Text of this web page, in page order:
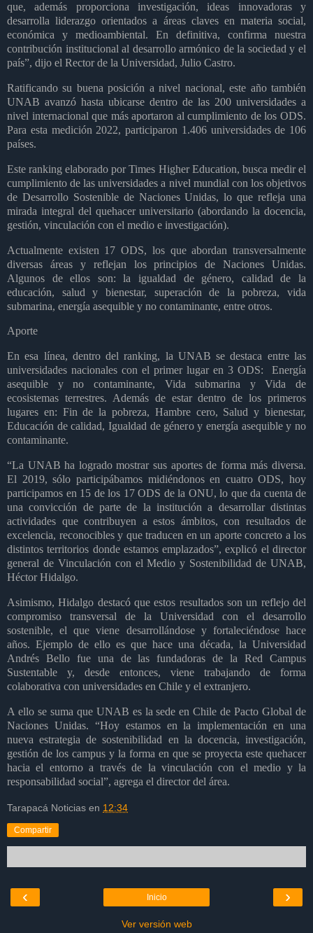
que, además proporciona investigación, ideas innovadoras y
desarrolla liderazgo orientados a áreas claves en materia social,
económica y medioambiental. En definitiva, confirma nuestra
contribución institucional al desarrollo armónico de la sociedad y el
país”, dijo el Rector de la Universidad, Julio Castro.
Ratificando su buena posición a nivel nacional, este año también
UNAB avanzó hasta ubicarse dentro de las 200 universidades a
nivel internacional que más aportaron al cumplimiento de los ODS.
Para esta medición 2022, participaron 1.406 universidades de 106
países.
Este ranking elaborado por Times Higher Education, busca medir el
cumplimiento de las universidades a nivel mundial con los objetivos
de Desarrollo Sostenible de Naciones Unidas, lo que refleja una
mirada integral del quehacer universitario (abordando la docencia,
gestión, vinculación con el medio e investigación).
Actualmente existen 17 ODS, los que abordan transversalmente
diversas áreas y reflejan los principios de Naciones Unidas.
Algunos de ellos son: la igualdad de género, calidad de la
educación, salud y bienestar, superación de la pobreza, vida
submarina, energía asequible y no contaminante, entre otros.
Aporte
En esa línea, dentro del ranking, la UNAB se destaca entre las
universidades nacionales con el primer lugar en 3 ODS:
Energía
asequible y no contaminante, Vida submarina y Vida de
ecosistemas terrestres. Además de estar dentro de los primeros
lugares en: Fin de la pobreza, Hambre cero, Salud y bienestar,
Educación de calidad, Igualdad de género y energía asequible y no
contaminante.
“La UNAB ha logrado mostrar sus aportes de forma más diversa.
El 2019, sólo participábamos midiéndonos en cuatro ODS, hoy
participamos en 15 de los 17 ODS de la ONU, lo que da cuenta de
una convicción de parte de la institución a desarrollar distintas
actividades que contribuyen a estos ámbitos, con resultados de
excelencia, reconocibles y que traducen en un aporte concreto a los
distintos territorios donde estamos emplazados”, explicó el director
general de Vinculación con el Medio y Sostenibilidad de UNAB,
Héctor Hidalgo.
Asimismo, Hidalgo destacó que estos resultados son un reflejo del
compromiso transversal de la Universidad con el desarrollo
sostenible, el que viene desarrollándose y fortaleciéndose hace
años. Ejemplo de ello es que hace una década, la Universidad
Andrés Bello fue una de las fundadoras de la Red Campus
Sustentable y, desde entonces, viene trabajando de forma
colaborativa con universidades en Chile y el extranjero.
A ello se suma que UNAB es la sede en Chile de Pacto Global de
Naciones Unidas. “Hoy estamos en la implementación en una
nueva estrategia de sostenibilidad en la docencia, investigación,
gestión de los campus y la forma en que se proyecta este quehacer
hacia el entorno a través de la vinculación con el medio y la
responsabilidad social”, agrega el director del área.
Tarapacá Noticias en 12:34
Compartir
‹ ›
Inicio
Ver versión web